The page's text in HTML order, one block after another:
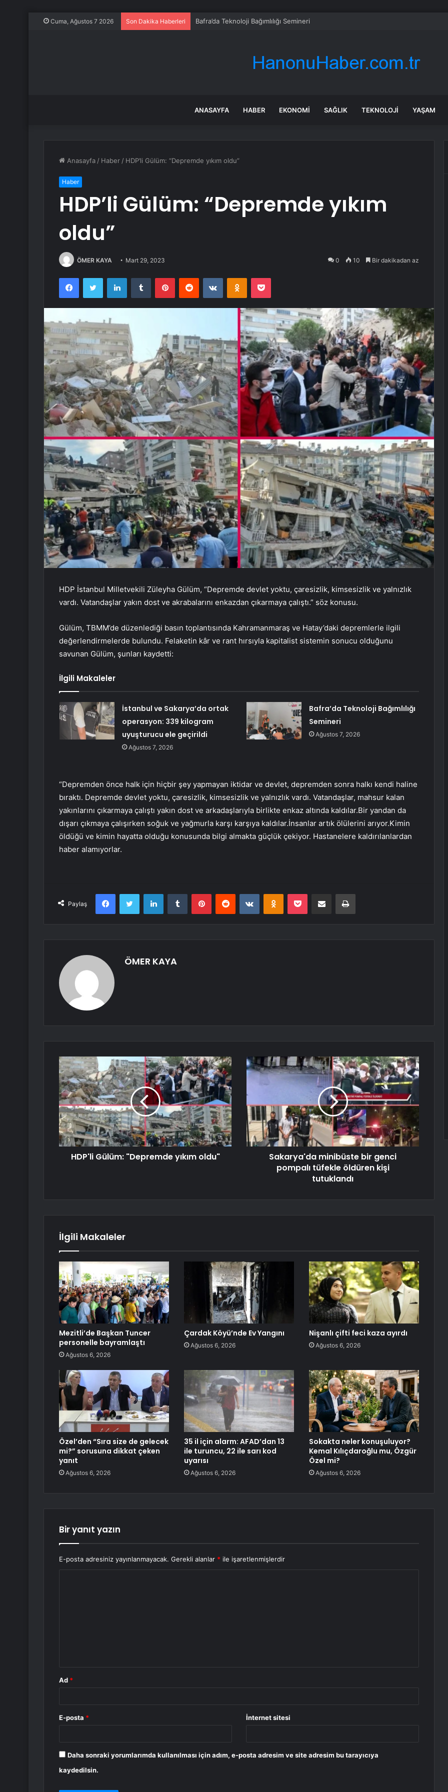
Cuma, Ağustos 7 2026 Son Dakika Haberleri Bafra’da Teknoloji Bağımlılığı Semineri
ANASAYFA HABER EKONOMI SAĞLIK TEKNOLOJI YAŞAM
Anasayfa / Haber / HDP’li Gülüm: “Depremde yıkım oldu”
Haber
HDP’li Gülüm: “Depremde yıkım
oldu”
ÖMER KAYA Mart 29, 2023 0 10 Bir dakikadan az
FacebookTwitter LinkedInTumblr PinterestReddit VKontakteOdnoklassniki
Pocket
HDP İstanbul Milletvekili Züleyha Gülüm, “Depremde devlet yoktu, çaresizlik, kimsesizlik ve yalnızlık
vardı. Vatandaşlar yakın dost ve akrabalarını enkazdan çıkarmaya çalıştı.” söz konusu.
Gülüm, TBMM’de düzenlediği basın toplantısında Kahramanmaraş ve Hatay’daki depremlerle ilgili
değerlendirmelerde bulundu. Felaketin kâr ve rant hırsıyla kapitalist sistemin sonucu olduğunu
savunan Gülüm, şunları kaydetti:
İlgili Makaleler
İstanbul ve Sakarya’da ortak
operasyon: 339 kilogram
uyuşturucu ele geçirildi
Ağustos 7, 2026
Bafra’da Teknoloji Bağımlılığı
Semineri
Ağustos 7, 2026
“Depremden önce halk için hiçbir şey yapmayan iktidar ve devlet, depremden sonra halkı kendi haline
bıraktı. Depremde devlet yoktu, çaresizlik, kimsesizlik ve yalnızlık vardı. Vatandaşlar, mahsur kalan
yakınlarını çıkarmaya çalıştı yakın dost ve arkadaşlarıyla birlikte enkaz altında kaldılar.Bir yandan da
dışarı çıkmaya çalışırken soğuk ve yağmurla karşı karşıya kaldılar.İnsanlar artık ölülerini arıyor.Kimin
öldüğü ve kimin hayatta olduğu konusunda bilgi almakta güçlük çekiyor. Hastanelere kaldırılanlardan
haber alamıyorlar.
Paylaş
FacebookTwitter LinkedInTumblr PinterestReddit VKontakteOdnoklassniki
Pocket E-Posta ile paylaş Yazdır
ÖMER KAYA
HDP'li Gülüm: "Depremde yıkım oldu"
Sakarya'da minibüste bir genci
pompalı tüfekle öldüren kişi
tutuklandı
İlgili Makaleler
Mezitli’de Başkan Tuncer
personelle bayramlaştı
Ağustos 6, 2026
Çardak Köyü’nde Ev Yangını
Ağustos 6, 2026
Nişanlı çifti feci kaza ayırdı
Ağustos 6, 2026
Özel’den “Sıra size de gelecek
mi?” sorusuna dikkat çeken
yanıt
Ağustos 6, 2026
35 il için alarm: AFAD’dan 13
ile turuncu, 22 ile sarı kod
uyarısı
Ağustos 6, 2026
Sokakta neler konuşuluyor?
Kemal Kılıçdaroğlu mu, Özgür
Özel mi?
Ağustos 6, 2026
Bir yanıt yazın
E-posta adresiniz yayınlanmayacak. Gerekli alanlar * ile işaretlenmişlerdir
Ad *
E-posta * İnternet sitesi
Daha sonraki yorumlarımda kullanılması için adım, e-posta adresim ve site adresim bu tarayıcıya
kaydedilsin.